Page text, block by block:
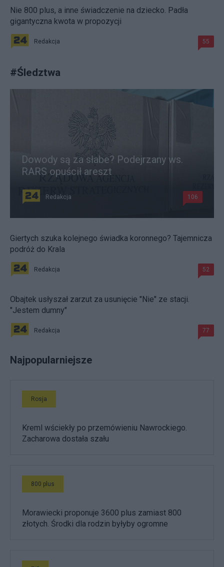
Nie 800 plus, a inne świadczenie na dziecko. Padła
gigantyczna kwota w propozycji
Redakcja 55
#Śledztwa
Dowody są za słabe? Podejrzany ws.
RARS opuścił areszt
Redakcja 106
Giertych szuka kolejnego świadka koronnego? Tajemnicza
podróż do Krala
Redakcja 52
Obajtek usłyszał zarzut za usunięcie "Nie" ze stacji.
"Jestem dumny"
Redakcja 77
Najpopularniejsze
Rosja
Kreml wściekły po przemówieniu Nawrockiego.
Zacharowa dostała szału
800 plus
Morawiecki proponuje 3600 plus zamiast 800
złotych. Środki dla rodzin byłyby ogromne